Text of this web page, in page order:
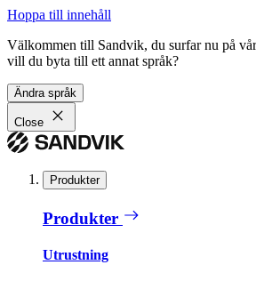
Hoppa till innehåll
Välkommen till Sandvik, du surfar nu på
vill du byta till ett annat språk?
Ändra språk
Close
Produkter
Produkter
Utrustning